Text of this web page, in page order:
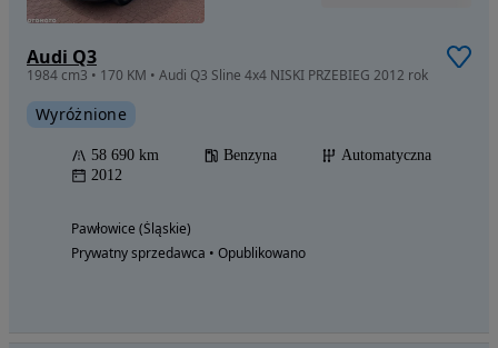
Audi Q3
1984 cm3 • 170 KM • Audi Q3 Sline 4x4 NISKI PRZEBIEG 2012 rok
Wyróżnione
58 690 km Benzyna
Automatyczna
2012
Pawłowice (Śląskie)
Prywatny sprzedawca • Opublikowano